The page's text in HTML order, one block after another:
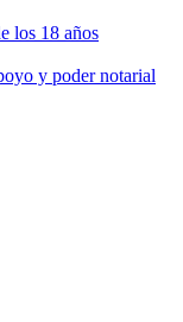
los 18 años
y poder notarial